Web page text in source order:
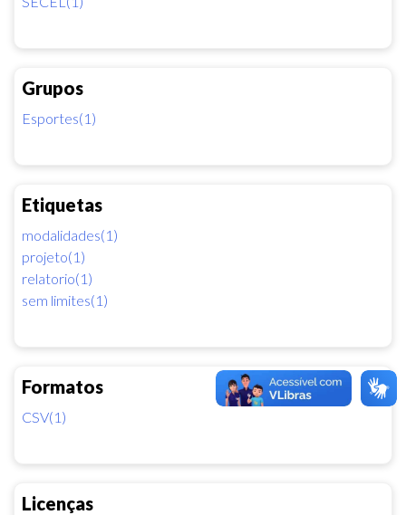
Grupos
Esportes(1)
Etiquetas
modalidades(1)
projeto(1)
relatorio(1)
sem limites(1)
Formatos
CSV(1)
Licenças